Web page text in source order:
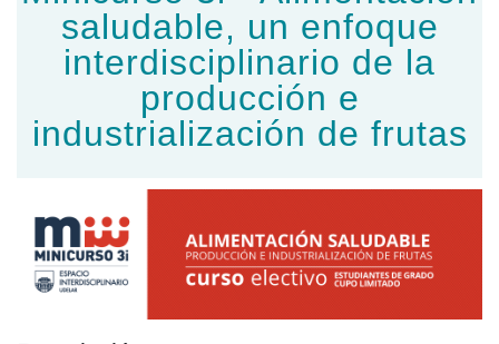
saludable, un enfoque
interdisciplinario de la
producción e
industrialización de frutas